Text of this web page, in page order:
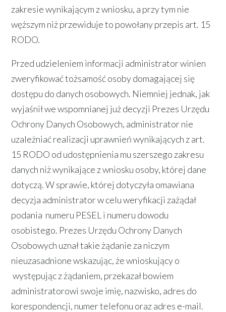
zakresie wynikającym z wniosku, a przy tym nie
węższym niż przewiduje to powołany przepis art. 15
RODO.
Przed udzieleniem informacji administrator winien
zweryfikować tożsamość osoby domagającej się
dostępu do danych osobowych. Niemniej jednak, jak
wyjaśnił we wspomnianej już decyzji Prezes Urzędu
Ochrony Danych Osobowych, administrator nie
uzależniać realizacji uprawnień wynikających z art.
15 RODO od udostępnienia mu szerszego zakresu
danych niż wynikające z wniosku osoby, której dane
dotyczą. W sprawie, której dotyczyła omawiana
decyzja administrator w celu weryfikacji zażądał
podania numeru PESEL i numeru dowodu
osobistego. Prezes Urzędu Ochrony Danych
Osobowych uznał takie żądanie za niczym
nieuzasadnione wskazując, że wnioskujący o
występując z żądaniem, przekazał bowiem
administratorowi swoje imię, nazwisko, adres do
korespondencji, numer telefonu oraz adres e-mail.